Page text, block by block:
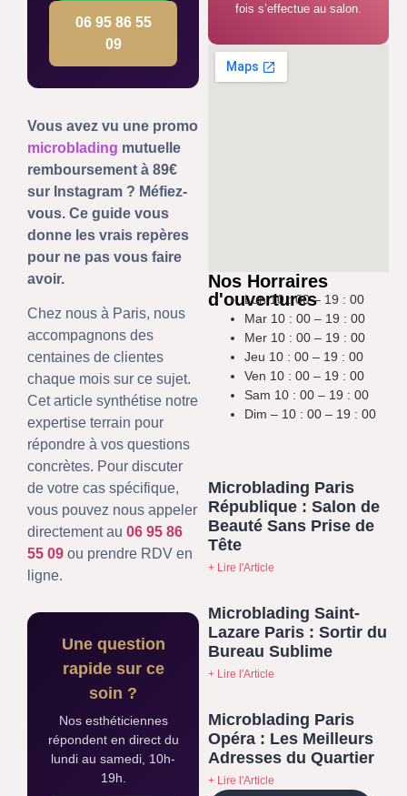
06 95 86 55
09
Vous avez vu une promo
microblading mutuelle
remboursement à 89€
sur Instagram ? Méfiez-
vous. Ce guide vous
donne les vrais repères
pour ne pas vous faire
avoir.
Chez nous à Paris, nous
accompagnons des
centaines de clientes
chaque mois sur ce sujet.
Cet article synthétise notre
expertise terrain pour
répondre à vos questions
concrètes. Pour discuter
de votre cas spécifique,
vous pouvez nous appeler
directement au 06 95 86
55 09 ou prendre RDV en
ligne.
Une question
rapide sur ce
soin ?
Nos esthéticiennes
répondent en direct du
lundi au samedi, 10h-
19h.
fois s’effectue au salon.
Nos Horraires
d'ouvertures
Lun 10 : 00 – 19 : 00
Mar 10 : 00 – 19 : 00
Mer 10 : 00 – 19 : 00
Jeu 10 : 00 – 19 : 00
Ven 10 : 00 – 19 : 00
Sam 10 : 00 – 19 : 00
Dim – 10 : 00 – 19 : 00
Microblading Paris
République : Salon de
Beauté Sans Prise de
Tête
+ Lire l'Article
Microblading Saint-
Lazare Paris : Sortir du
Bureau Sublime
+ Lire l'Article
Microblading Paris
Opéra : Les Meilleurs
Adresses du Quartier
+ Lire l'Article